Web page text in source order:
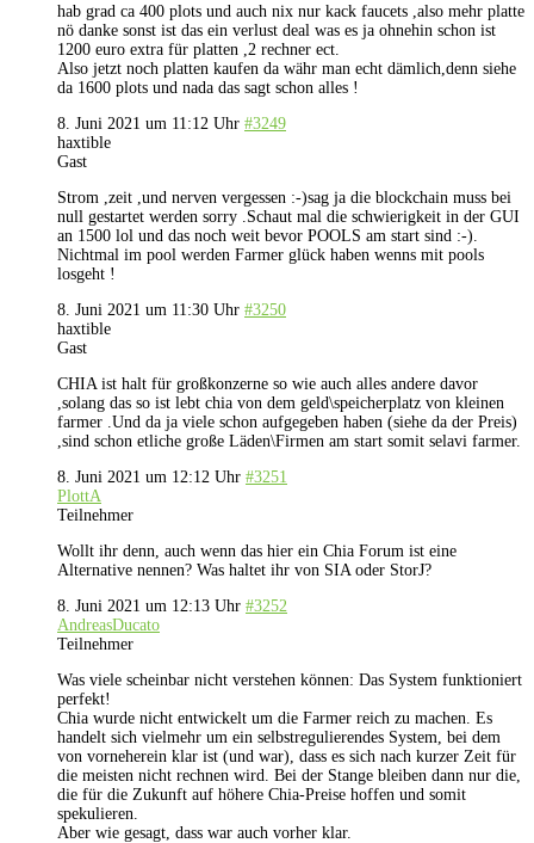
hab grad ca 400 plots und auch nix nur kack faucets ,also mehr platte
nö danke sonst ist das ein verlust deal was es ja ohnehin schon ist
1200 euro extra für platten ,2 rechner ect.
Also jetzt noch platten kaufen da währ man echt dämlich,denn siehe
da 1600 plots und nada das sagt schon alles !
8. Juni 2021 um 11:12 Uhr #3249
haxtible
Gast
Strom ,zeit ,und nerven vergessen :-)sag ja die blockchain muss bei
null gestartet werden sorry .Schaut mal die schwierigkeit in der GUI
an 1500 lol und das noch weit bevor POOLS am start sind :-).
Nichtmal im pool werden Farmer glück haben wenns mit pools
losgeht !
8. Juni 2021 um 11:30 Uhr #3250
haxtible
Gast
CHIA ist halt für großkonzerne so wie auch alles andere davor
,solang das so ist lebt chia von dem geld\speicherplatz von kleinen
farmer .Und da ja viele schon aufgegeben haben (siehe da der Preis)
,sind schon etliche große Läden\Firmen am start somit selavi farmer.
8. Juni 2021 um 12:12 Uhr #3251
PlottA
Teilnehmer
Wollt ihr denn, auch wenn das hier ein Chia Forum ist eine
Alternative nennen? Was haltet ihr von SIA oder StorJ?
8. Juni 2021 um 12:13 Uhr #3252
AndreasDucato
Teilnehmer
Was viele scheinbar nicht verstehen können: Das System funktioniert
perfekt!
Chia wurde nicht entwickelt um die Farmer reich zu machen. Es
handelt sich vielmehr um ein selbstregulierendes System, bei dem
von vorneherein klar ist (und war), dass es sich nach kurzer Zeit für
die meisten nicht rechnen wird. Bei der Stange bleiben dann nur die,
die für die Zukunft auf höhere Chia-Preise hoffen und somit
spekulieren.
Aber wie gesagt, dass war auch vorher klar.